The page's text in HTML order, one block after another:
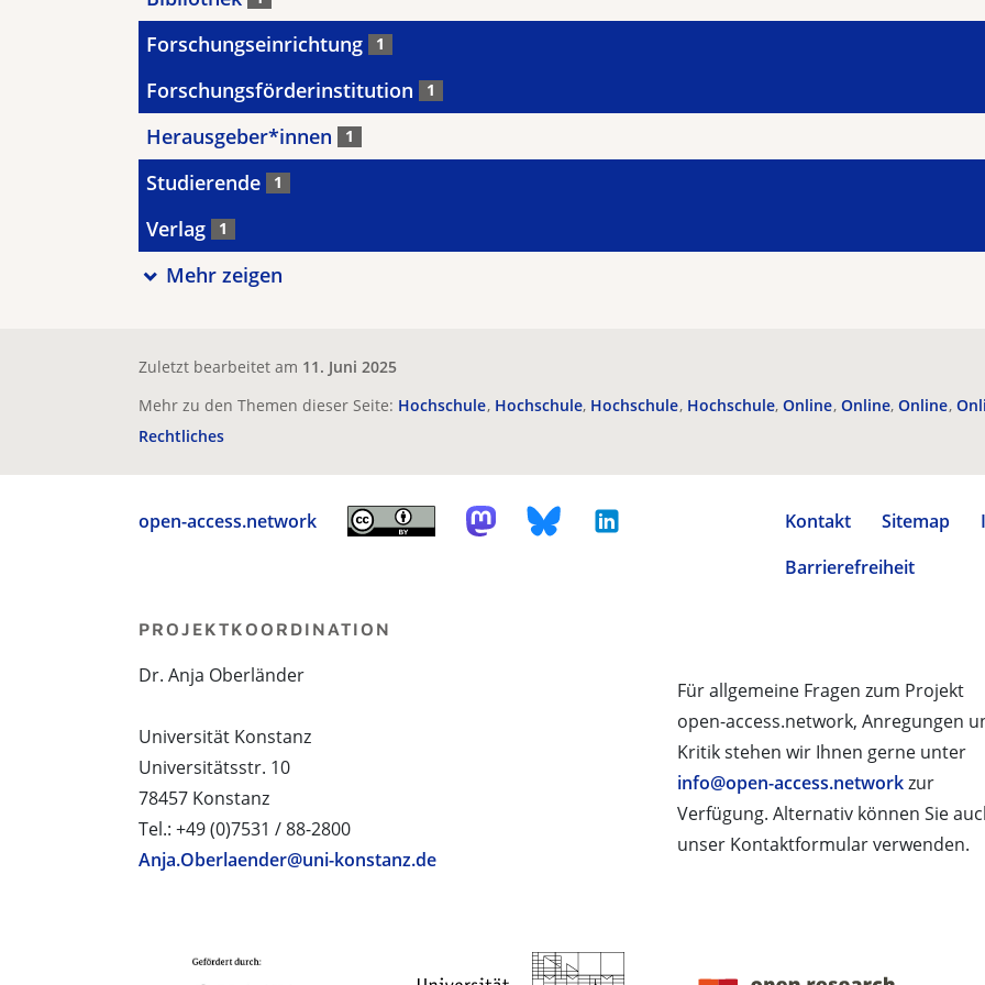
Forschungseinrichtung 1
Forschungsförderinstitution 1
Herausgeber*innen 1
Studierende 1
Verlag 1
Mehr zeigen
Zuletzt bearbeitet am 11. Juni 2025
Mehr zu den Themen dieser Seite: Hochschule Hochschule Hochschule Hochschule Online Online Online
Rechtliches
open-access.network Kontakt Sitemap
Barrierefreiheit
Für allgemeine Fragen zum Projekt
open-access.network, Anregungen
Kritik stehen wir Ihnen gerne unter
info@open-access.networkzur
Verfügung. Alternativ können Sie
unser Kontaktformular verwenden.
PROJEKTKOORDINATION
Dr. Anja Oberländer
Universität Konstanz
Universitätsstr. 10
78457 Konstanz
Tel.: +49 (0)7531 / 88-2800
Anja.Oberlaender@uni-konstanz.de